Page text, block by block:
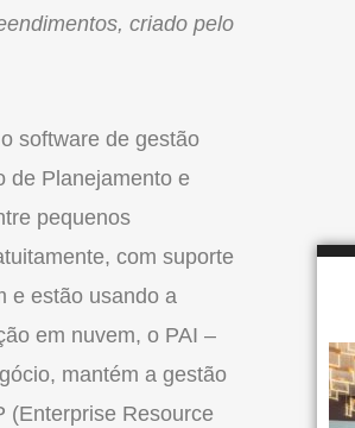
criado pelo
software de gestão
de Planejamento e
pequenos
com suporte
e estão usando a
em nuvem, o PAI –
mantém a gestão
(Enterprise Resource